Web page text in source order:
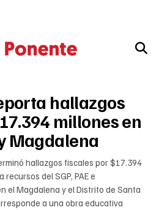
hallazgos
millones en
Magdalena
hallazgos fiscales por $17.394
del SGP, PAE e
el Magdalena y el Distrito de Santa
a una obra educativa